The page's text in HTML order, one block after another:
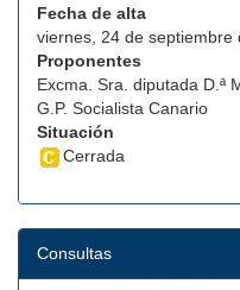
Fecha de alta
viernes, 24 de septiembre
Proponentes
Excma. Sra. diputada D.ª
G.P. Socialista Canario
Situación
Cerrada
Consultas